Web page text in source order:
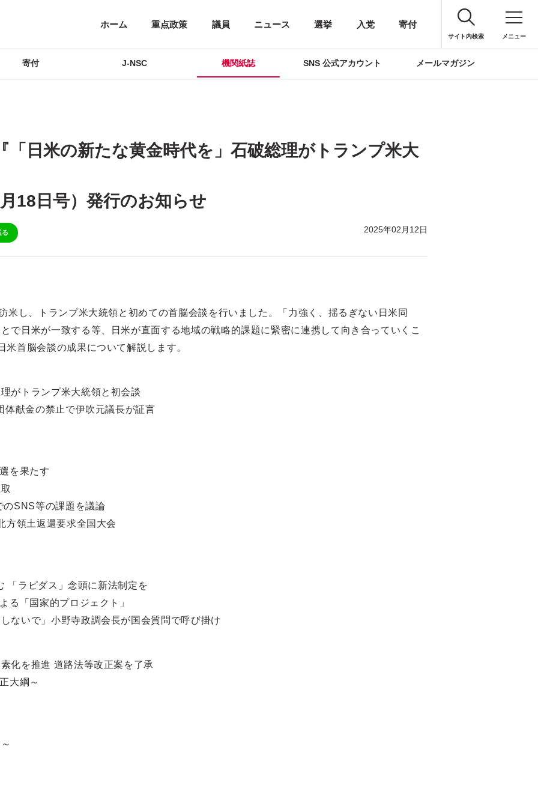
ホーム
重点政策 議員 ニュース 選挙 入党 寄付
サイト内検索 メニュー
寄付 J-NSC 機関紙誌 SNS 公式アカウント メールマガジン
「日米の新たな黄金時代を」石破総理がトランプ米大
18日号）発行のお知らせ
2025年02月12日
る
米し、トランプ米大統領と初めての首脳会談を行いました。「力強く、揺るぎない日米同
で日米が一致する等、日米が直面する地域の戦略的課題に緊密に連携して向き合っていくこ
首脳会談の成果について解説します。
がトランプ米大統領と初会談
体献金の禁止で伊吹元議長が証言
を果たす
のSNS等の課題を議論
方領土返還要求全国大会
「ラピダス」念頭に新法制定を
る「国家的プロジェクト」
ないで」小野寺政調会長が国会質問で呼び掛け
化を推進 道路法等改正案を了承
大綱～